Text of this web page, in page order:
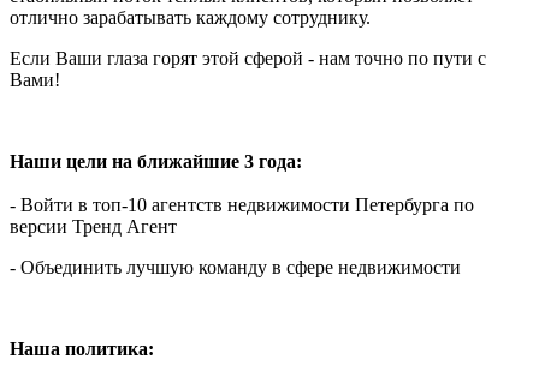
отлично зарабатывать каждому сотруднику.
Если Ваши глаза горят этой сферой - нам точно по пути с
Вами!
Наши цели на ближайшие 3 года:
- Войти в топ-10 агентств недвижимости Петербурга по
версии Тренд Агент
- Объединить лучшую команду в сфере недвижимости
Наша политика: